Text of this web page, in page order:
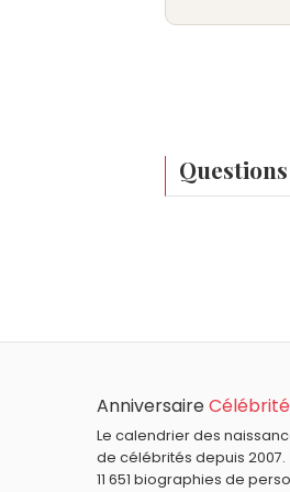
Timothée
Tom Cruise,
AnniversaireCélébrité
Le calendrier des
de célébrités depuis 2007.
11 651 biographies de